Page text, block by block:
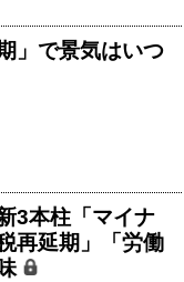
」で景気はいつ
3本柱「マイナ
再延期」「労働